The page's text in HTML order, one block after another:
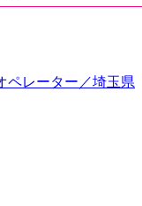
レーター／埼玉県